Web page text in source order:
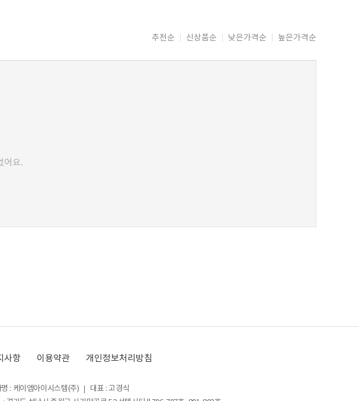
추천순 신상품순 낮은가격순 높은가격순
어요.
사항 이용약관 개인정보처리방침
명 : 케이엠아이시스템(주)
대표 : 고경식